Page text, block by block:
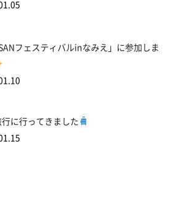
フェスティバルinなみえ」に参加しま
に行ってきました